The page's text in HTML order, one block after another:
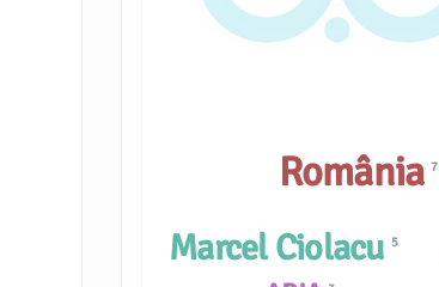
Marcel Ciolacu 5
România7